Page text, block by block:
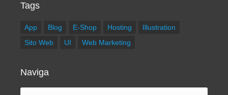
Tags
App Blog E-Shop Hosting
Illustration
Sito Web
UI Web Marketing
Naviga